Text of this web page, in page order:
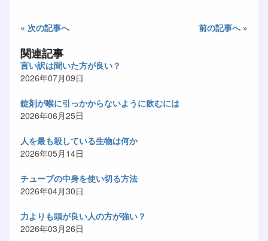
« 次の記事へ 前の記事へ »
関連記事
言い訳は聞いた方が良い？
2026年07月09日
錠剤が喉に引っかからないように飲むには
2026年06月25日
人を最も殺している生物は何か
2026年05月14日
チューブの中身を使い切る方法
2026年04月30日
力よりも頭が良い人の方が強い？
2026年03月26日